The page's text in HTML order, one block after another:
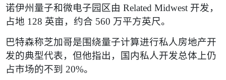
诺伊州量子和微电子园区由 Related Midwest 开发，
占地 128 英亩，约合 560 万平方英尺。
巴特森称芝加哥是围绕量子计算进行私人房地产开
发的典型代表，但他指出，国内私人开发总体上仍
占市场的不到 20%。